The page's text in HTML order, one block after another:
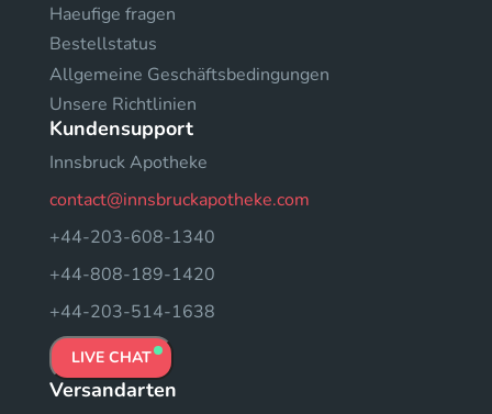
Haeufige fragen
Bestellstatus
Allgemeine Geschäftsbedingungen
Unsere Richtlinien
Kundensupport
Innsbruck Apotheke
contact@innsbruckapotheke.com
+44-203-608-1340
+44-808-189-1420
+44-203-514-1638
LIVE CHAT
Versandarten